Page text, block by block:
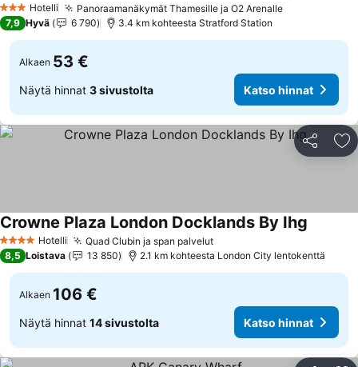
3 Tähtiluokitus
Hotelli Panoraamanäkymät Thamesille ja O2 Arenalle
7,9 Hyvä 6 790 3.4 km kohteesta Stratford Station
Alkaen 53 €
Näytä hinnat 3 sivustolta Katso hinnat
Jaa
4 Tähtiluokitus
Hotelli Quad Clubin ja span palvelut
Crowne Plaza London Docklands By Ihg
8,5 Loistava 13 850 2.1 km kohteesta London City lentokenttä
Alkaen 106 €
Näytä hinnat 14 sivustolta Katso hinnat